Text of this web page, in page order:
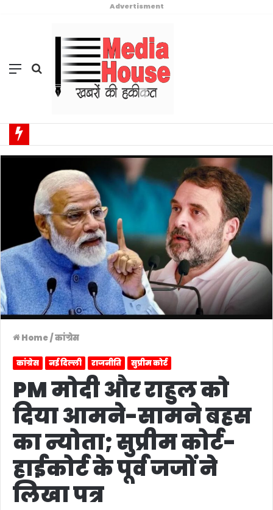
Advertisment
Menu Search
for
Home/कांग्रेस
कांग्रेस नई दिल्ली राजनीति सुप्रीम कोर्ट
PM मोदी और राहुल को
दिया आमने-सामने बहस
का न्योता; सुप्रीम कोर्ट-
हाईकोर्ट के पूर्व जजों ने
लिखा पत्र